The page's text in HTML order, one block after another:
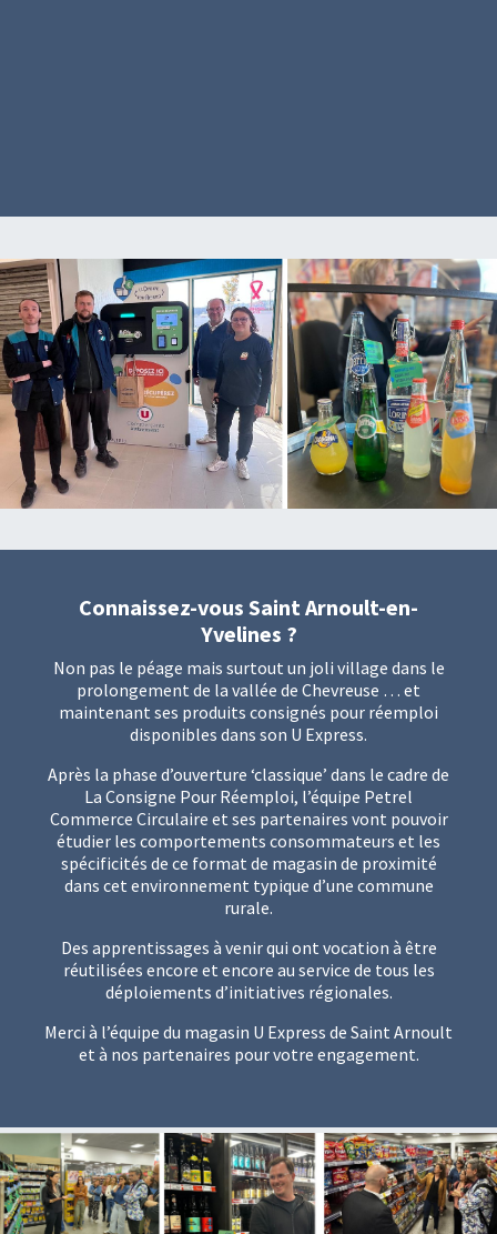
Connaissez-vous Saint Arnoult-en-
Yvelines ?
Non pas le péage mais surtout un joli village dans le
prolongement de la vallée de Chevreuse … et
maintenant ses produits consignés pour réemploi
disponibles dans son U Express.
Après la phase d’ouverture ‘classique’ dans le cadre de
La Consigne Pour Réemploi, l’équipe Petrel
Commerce Circulaire et ses partenaires vont pouvoir
étudier les comportements consommateurs et les
spécificités de ce format de magasin de proximité
dans cet environnement typique d’une commune
rurale.
Des apprentissages à venir qui ont vocation à être
réutilisées encore et encore au service de tous les
déploiements d’initiatives régionales.
Merci à l’équipe du magasin U Express de Saint Arnoult
et à nos partenaires pour votre engagement.